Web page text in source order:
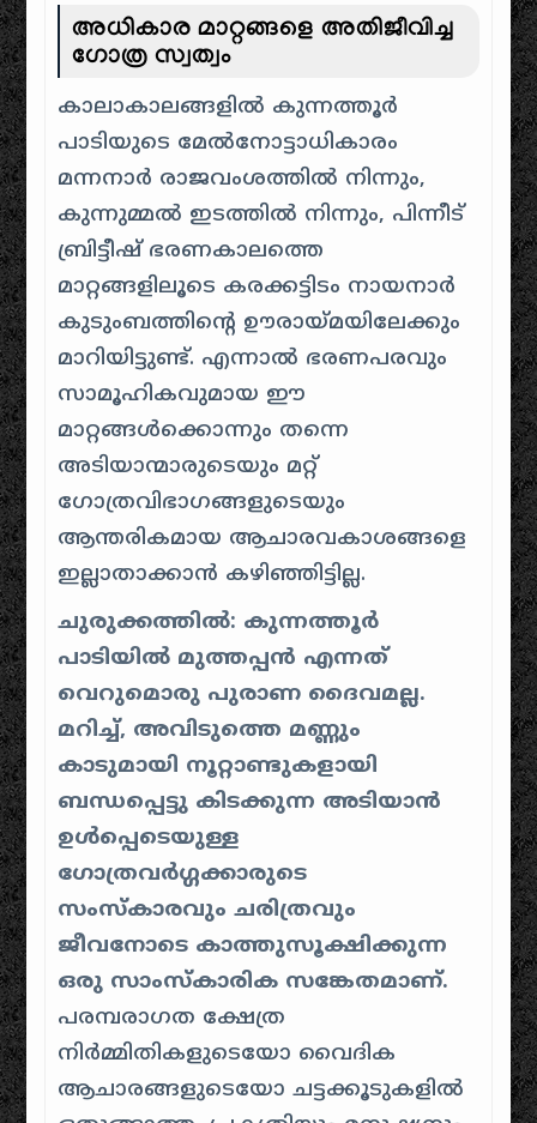
അധികാര മാറ്റങ്ങളെ അതിജീവിച്ച
ഗോത്ര സ്വത്വം
കാലാകാലങ്ങളിൽ കുന്നത്തൂർ
പാടിയുടെ മേൽനോട്ടാധികാരം
മന്നനാർ രാജവംശത്തിൽ നിന്നും,
കുന്നുമ്മൽ ഇടത്തിൽ നിന്നും, പിന്നീട്
ബ്രിട്ടീഷ് ഭരണകാലത്തെ
മാറ്റങ്ങളിലൂടെ കരക്കട്ടിടം നായനാർ
കുടുംബത്തിന്റെ ഊരായ്മയിലേക്കും
മാറിയിട്ടുണ്ട്. എന്നാൽ ഭരണപരവും
സാമൂഹികവുമായ ഈ
മാറ്റങ്ങൾക്കൊന്നും തന്നെ
അടിയാന്മാരുടെയും മറ്റ്
ഗോത്രവിഭാഗങ്ങളുടെയും
ആന്തരികമായ ആചാരവകാശങ്ങളെ
ഇല്ലാതാക്കാൻ കഴിഞ്ഞിട്ടില്ല.
ചുരുക്കത്തിൽ: കുന്നത്തൂർ
പാടിയിൽ മുത്തപ്പൻ എന്നത്
വെറുമൊരു പുരാണ ദൈവമല്ല.
മറിച്ച്, അവിടുത്തെ മണ്ണും
കാടുമായി നൂറ്റാണ്ടുകളായി
ബന്ധപ്പെട്ടു കിടക്കുന്ന അടിയാൻ
ഉൾപ്പെടെയുള്ള
ഗോത്രവർഗ്ഗക്കാരുടെ
സംസ്കാരവും ചരിത്രവും
ജീവനോടെ കാത്തുസൂക്ഷിക്കുന്ന
ഒരു സാംസ്കാരിക സങ്കേതമാണ്.
പരമ്പരാഗത ക്ഷേത്ര
നിർമ്മിതികളുടെയോ വൈദിക
ആചാരങ്ങളുടെയോ ചട്ടക്കൂടുകളിൽ